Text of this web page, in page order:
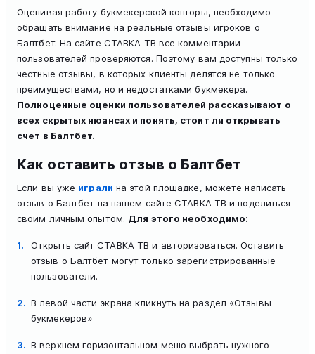
Оценивая работу букмекерской конторы, необходимо
обращать внимание на реальные отзывы игроков о
Балтбет. На сайте СТАВКА ТВ все комментарии
пользователей проверяются. Поэтому вам доступны только
честные отзывы, в которых клиенты делятся не только
преимуществами, но и недостатками букмекера.
Полноценные оценки пользователей рассказывают о
всех скрытых нюансах и понять, стоит ли открывать
счет в Балтбет.
Как оставить отзыв о Балтбет
Если вы уже играли на этой площадке, можете написать
отзыв о Балтбет на нашем сайте СТАВКА ТВ и поделиться
своим личным опытом. Для этого необходимо:
Открыть сайт СТАВКА ТВ и авторизоваться. Оставить
отзыв о Балтбет могут только зарегистрированные
пользователи.
В левой части экрана кликнуть на раздел «Отзывы
букмекеров»
В верхнем горизонтальном меню выбрать нужного